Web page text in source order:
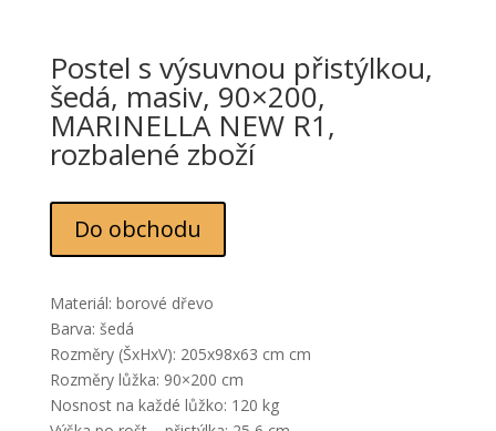
Postel s výsuvnou přistýlkou,
šedá, masiv, 90×200,
MARINELLA NEW R1,
rozbalené zboží
Do obchodu
Materiál: borové dřevo
Barva: šedá
Rozměry (ŠxHxV): 205x98x63 cm cm
Rozměry lůžka: 90×200 cm
Nosnost na každé lůžko: 120 kg